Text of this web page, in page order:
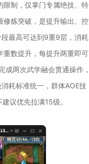
限制，仅掌门专属绝技、特
修炼突破，是提升输出、控
最高可达到9重9层，消耗
数提升，每提升两重即可
两次武学融会贯通操作，
耗标准统一，群体AOE技
议优先拉满15级。